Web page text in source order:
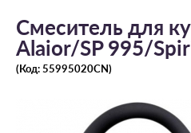
Смеситель для
Alaior/SP 995/
(Код: 55995020CN)